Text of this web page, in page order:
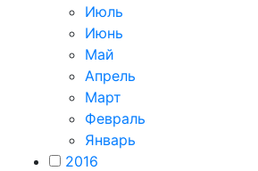
Июль
Июнь
Май
Апрель
Март
Февраль
Январь
2016